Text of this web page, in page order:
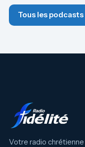
Tous les podcasts
Votre radio chrétienne